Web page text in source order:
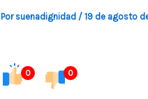
Por suenadignidad / 19 de agosto
0 0